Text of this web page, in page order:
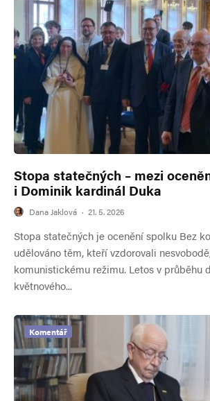
Stopa statečných – mezi
i Dominik kardinál Duka
Dana Jaklová · 21. 5. 2026
Stopa statečných je ocenění spolku Bez
udělováno těm, kteří vzdorovali
komunistickému režimu. Letos v průběhu
květnového...
Komentář